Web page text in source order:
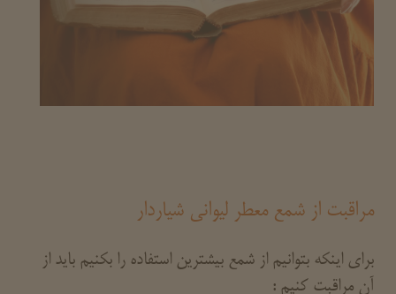
مراقبت از شمع معطر لیوانی شیاردار
برای اینکه بتوانیم از شمع بیشترین استفاده را بکنیم باید از
آن مراقبت کنیم :